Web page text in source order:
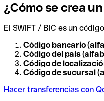
¿Cómo se crea
El SWIFT / BIC es un
Código bancario
Código del país
Código de
Código de sucursal
Hacer transferencias con